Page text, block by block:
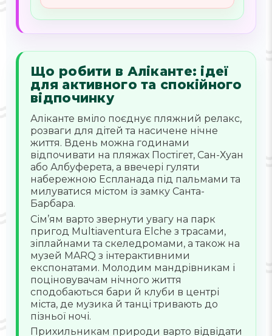
Що робити в Аліканте: ідеї
для активного та спокійного
відпочинку
Аліканте вміло поєднує пляжний релакс,
розваги для дітей та насичене нічне
життя. Вдень можна годинами
відпочивати на пляжах Постігет, Сан-Хуан
або Албуферета, а ввечері гуляти
набережною Еспланада під пальмами та
милуватися містом із замку Санта-
Барбара.
Сім’ям варто звернути увагу на парк
пригод Multiaventura Elche з трасами,
зіплайнами та скеледромами, а також на
музей MARQ з інтерактивними
експонатами. Молодим мандрівникам і
поціновувачам нічного життя
сподобаються бари й клуби в центрі
міста, де музика й танці тривають до
пізньої ночі.
Прихильникам природи варто відвідати